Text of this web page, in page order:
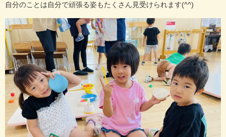
自分のことは自分で頑張る姿もたくさん見受けられます(^^)